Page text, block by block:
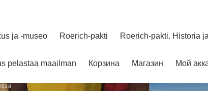
ja -museo Roerich-pakti Roerich-pakti. Historia
pelastaa maailman Корзина Магазин Мой